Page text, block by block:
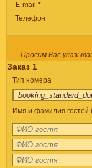
E-mail *
Телефон
Просим Вас
Заказ 1
Тип номера
Имя и фамилия гостей